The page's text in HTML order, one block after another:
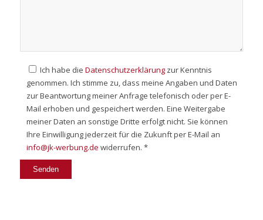
Ich habe die Datenschutzerklärungzur Kenntnis
genommen. Ich stimme zu, dass meine Angaben und Daten
zur Beantwortung meiner Anfrage telefonisch oder per E-
Mail erhoben und gespeichert werden. Eine Weitergabe
meiner Daten an sonstige Dritte erfolgt nicht. Sie können
Ihre Einwilligung jederzeit für die Zukunft per E-Mail an
info@jk-werbung.de widerrufen. *